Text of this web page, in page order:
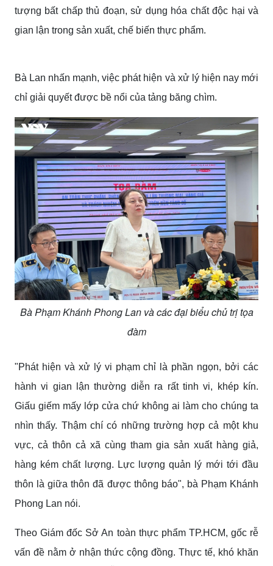
tượng bất chấp thủ đoạn, sử dụng hóa chất độc hại và
gian lận trong sản xuất, chế biến thực phẩm.
Bà Lan nhấn mạnh, việc phát hiện và xử lý hiện nay mới
chỉ giải quyết được bề nổi của tảng băng chìm.
Bà Phạm Khánh Phong Lan và các đại biểu chủ trị tọa
đàm
"Phát hiện và xử lý vi phạm chỉ là phần ngọn, bởi các
hành vi gian lận thường diễn ra rất tinh vi, khép kín.
Giấu giếm mấy lớp cửa chứ không ai làm cho chúng ta
nhìn thấy. Thậm chí có những trường hợp cả một khu
vực, cả thôn cả xã cùng tham gia sản xuất hàng giả,
hàng kém chất lượng. Lực lượng quản lý mới tới đầu
thôn là giữa thôn đã được thông báo", bà Phạm Khánh
Phong Lan nói.
Theo Giám đốc Sở An toàn thực phẩm TP.HCM, gốc rễ
vấn đề nằm ở nhận thức cộng đồng. Thực tế, khó khăn